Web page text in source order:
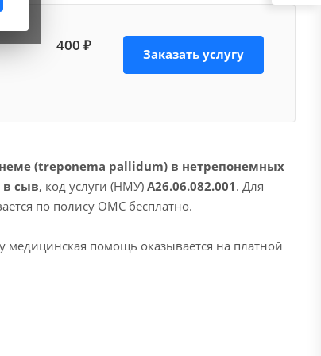
400 ₽ Заказать услугу
(treponema pallidum) в нетрепонемных
в сыв, код услуги (НМУ) A26.06.082.001. Для
по полису ОМС бесплатно.
помощь оказывается на платной